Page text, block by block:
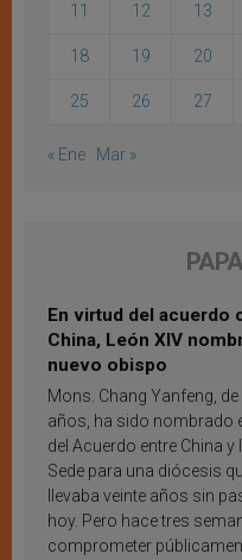
11 12 13
18 19 20
25 26 27
« Ene Mar »
En virtud del acuerdo
China, León XIV
nuevo obispo
Mons. Chang Yanfeng, de
años, ha sido nombrado
del Acuerdo entre China y
Sede para una diócesis
llevaba veinte años sin
hoy. Pero hace tres
comprometer